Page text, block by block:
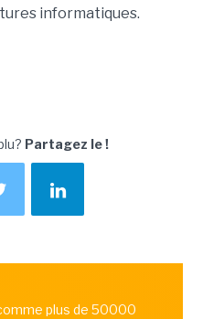
informatiques.
Partagez le !
plus de 50000